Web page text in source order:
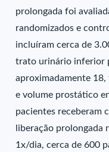
prolongada foi
randomizados e
incluíram cerca de
trato urinário inferior
aproximadamente
e volume prostático
pacientes receberam
liberação prolongada
1x/dia, cerca de 600